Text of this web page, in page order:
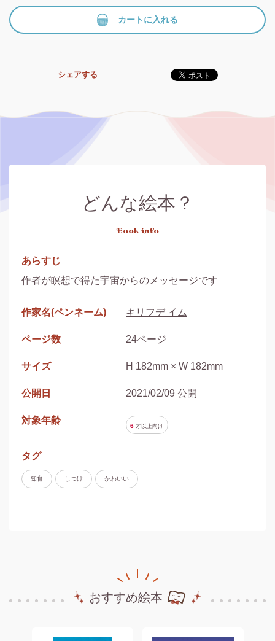
カートに入れる
シェアする
どんな絵本？
Book info
あらすじ
作者が瞑想で得た宇宙からのメッセージです
作家名(ペンネーム) キリフデ イム
ページ数 24ページ
サイズ H 182mm × W 182mm
公開日 2021/02/09 公開
対象年齢
6 才以上向け
タグ
知育 しつけ かわいい
おすすめ絵本